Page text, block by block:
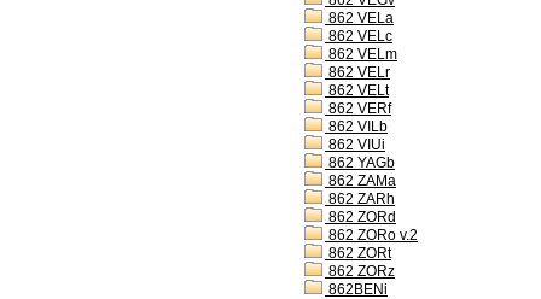
862 VELa
862 VELc
862 VELm
862 VELr
862 VELt
862 VERf
862 VILb
862 VIUi
862 YAGb
862 ZAMa
862 ZARh
862 ZORd
862 ZORo v.2
862 ZORt
862 ZORz
862BENi